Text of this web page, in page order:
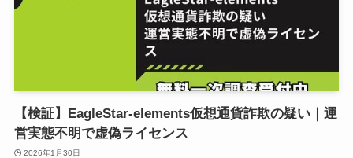
【検証】EagleStar-elements仮想通貨詐欺の疑い｜運
営実態不明で虚偽ライセンス
2026年1月30日